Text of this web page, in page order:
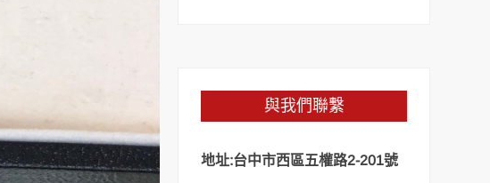
與我們聯繫
地址:台中市西區五權路2-201號